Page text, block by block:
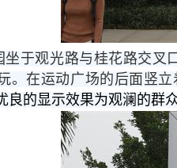
坐于观光路与桂花路交叉
。在运动广场的后面竖
良的显示效果为观澜的群